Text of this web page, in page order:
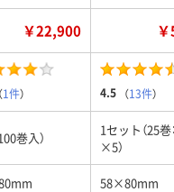
￥22,900
（1件） 4.5 （13件）
巻入）
1セット（25巻
×5）
58×80mm